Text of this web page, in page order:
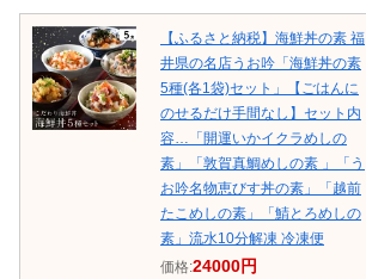
【ふるさと納税】海鮮丼の素 福
井県の名店うお吟「海鮮丼の素
5種(各1袋)セット」【ごはんに
のせるだけ手間なし】セット内
容…「開運いかイクラめしの
素」「敦賀真鯛めしの素 」「う
お吟名物恵びす丼の素」「越前
たこめしの素」「鯖とろめしの
素」流水10分解凍 冷凍便
価格:24000円